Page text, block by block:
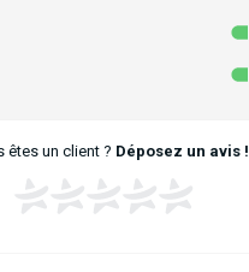
êtes un client ? Déposez un avis !